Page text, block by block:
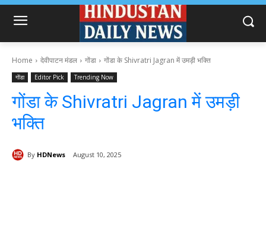
Home देवीपाटन मंडल गोंडा गोंडा के Shivratri Jagran में उमड़ी भक्ति
गोंडा Editor Pick Trending Now
गोंडा के Shivratri Jagran में उमड़ी
भक्ति
By HDNews August 10, 2025